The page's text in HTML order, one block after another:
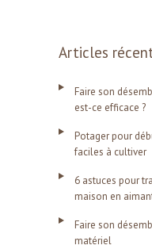
Articles
Faire son
est-ce efficace ?
Potager pour
faciles à cultiver
6 astuces pour
maison en
Faire son
matériel